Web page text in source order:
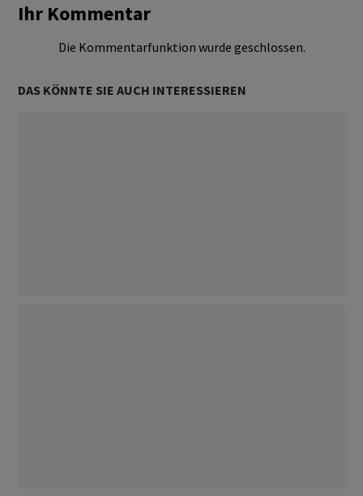
Ihr Kommentar
Die Kommentarfunktion wurde geschlossen.
DAS KÖNNTE SIE AUCH INTERESSIEREN